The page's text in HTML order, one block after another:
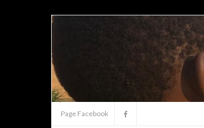
Page Facebook